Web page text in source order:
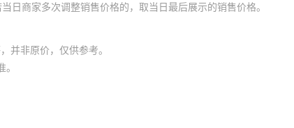
商家多次调整销售价格的，取当日最后展示的销售价格。
并非原价，仅供参考。